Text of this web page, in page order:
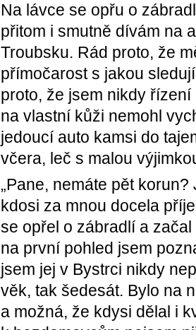
Na lávce se opřu o
přitom i smutně dívám na
Troubsku. Rád proto, že
přímočarost s jakou
proto, že jsem nikdy
na vlastní kůži nemohl
jedoucí auto kamsi do
včera, leč s malou
„Pane, nemáte pět
kdosi za mnou docela
se opřel o zábradlí a
na první pohled jsem
jsem jej v Bystrci nikdy
věk, tak šedesát. Bylo na
a možná, že kdysi dělal i